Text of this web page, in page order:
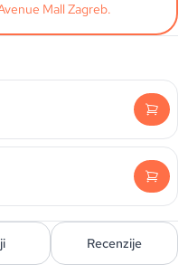
Mall Zagreb.
Recenzije